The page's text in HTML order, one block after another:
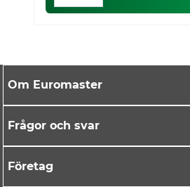
Om Euromaster
Frågor och svar
Företag